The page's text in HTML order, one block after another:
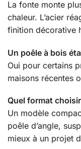
La fonte monte
chaleur. L’acier
finition décorative
Un poêle à bois
Oui pour certains
maisons récentes
Quel format
Un modèle
poêle d’angle,
mieux à un projet